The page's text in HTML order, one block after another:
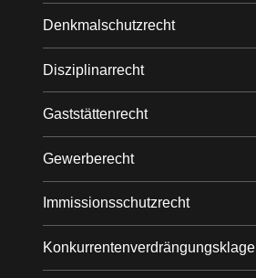
Denkmalschutzrecht
Disziplinarrecht
Gaststättenrecht
Gewerberecht
Immissionsschutzrecht
Konkurrentenverdrängungsklage